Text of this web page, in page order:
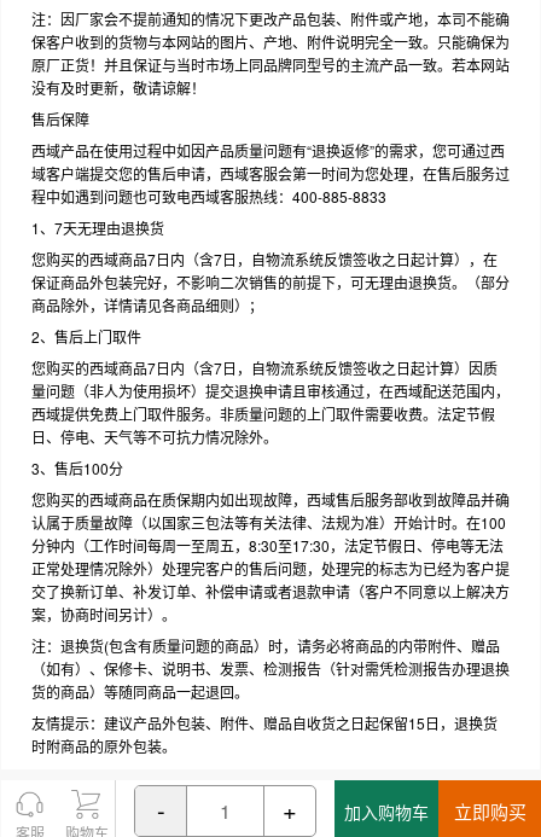
注：因厂家会不提前通知的情况下更改产品包装、附件或产地，本司不能确
保客户收到的货物与本网站的图片、产地、附件说明完全一致。只能确保为
原厂正货！并且保证与当时市场上同品牌同型号的主流产品一致。若本网站
没有及时更新，敬请谅解！
售后保障
西域产品在使用过程中如因产品质量问题有“退换返修”的需求，您可通过西
域客户端提交您的售后申请，西域客服会第一时间为您处理，在售后服务过
程中如遇到问题也可致电西域客服热线：400-885-8833
1、7天无理由退换货
您购买的西域商品7日内（含7日，自物流系统反馈签收之日起计算），在
保证商品外包装完好，不影响二次销售的前提下，可无理由退换货。（部分
商品除外，详情请见各商品细则）；
2、售后上门取件
您购买的西域商品7日内（含7日，自物流系统反馈签收之日起计算）因质
量问题（非人为使用损坏）提交退换申请且审核通过，在西域配送范围内，
西域提供免费上门取件服务。非质量问题的上门取件需要收费。法定节假
日、停电、天气等不可抗力情况除外。
3、售后100分
您购买的西域商品在质保期内如出现故障，西域售后服务部收到故障品并确
认属于质量故障（以国家三包法等有关法律、法规为准）开始计时。在100
分钟内（工作时间每周一至周五，8:30至17:30，法定节假日、停电等无法
正常处理情况除外）处理完客户的售后问题，处理完的标志为已经为客户提
交了换新订单、补发订单、补偿申请或者退款申请（客户不同意以上解决方
案，协商时间另计）。
注：退换货(包含有质量问题的商品）时，请务必将商品的内带附件、赠品
（如有）、保修卡、说明书、发票、检测报告（针对需凭检测报告办理退换
货的商品）等随同商品一起退回。
友情提示：建议产品外包装、附件、赠品自收货之日起保留15日，退换货
时附商品的原外包装。
客服 购物车
- + 加入购物车 立即购买